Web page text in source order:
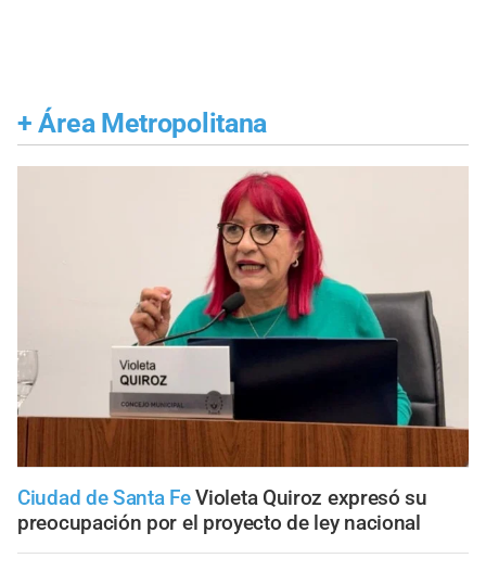
+ Área Metropolitana
Ciudad de Santa Fe Violeta Quiroz expresó su
preocupación por el proyecto de ley nacional